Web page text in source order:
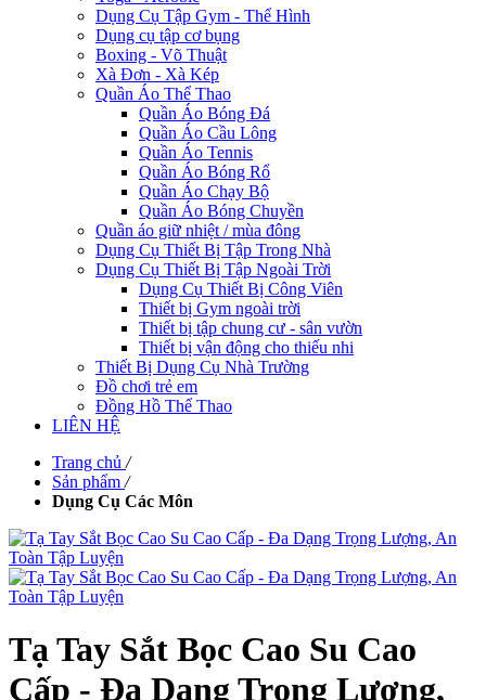
Dụng Cụ Tập Gym - Thể Hình
Dụng cụ tập cơ bụng
Boxing - Võ Thuật
Xà Đơn - Xà Kép
Quần Áo Thể Thao
Quần Áo Bóng Đá
Quần Áo Cầu Lông
Quần Áo Tennis
Quần Áo Bóng Rổ
Quần Áo Chạy Bộ
Quần Áo Bóng Chuyền
Quần áo giữ nhiệt / mùa đông
Dụng Cụ Thiết Bị Tập Trong Nhà
Dụng Cụ Thiết Bị Tập Ngoài Trời
Dụng Cụ Thiết Bị Công Viên
Thiết bị Gym ngoài trời
Thiết bị tập chung cư - sân vườn
Thiết bị vận động cho thiếu nhi
Thiết Bị Dụng Cụ Nhà Trường
Đồ chơi trẻ em
Đồng Hồ Thể Thao
LIÊN HỆ
Trang chủ /
Sản phẩm /
Dụng Cụ Các Môn
Tạ Tay Sắt Bọc Cao Su Cao
Cấp - Đa Dạng Trọng Lượng,